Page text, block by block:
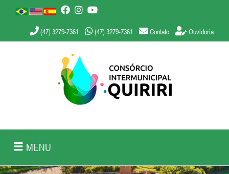
(47) 3279-7361 (47) 3279-7361 Contato Ouvidoria
MENU